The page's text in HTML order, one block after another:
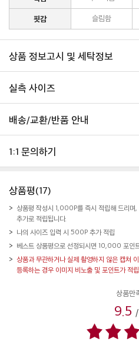
핏감 슬림함
상품 정보고시 및 세탁정보
실측 사이즈
배송/교환/반품 안내
1:1 문의하기
상품평(17)
상품평 작성시 1,000P를 즉시 적립해 드리
추가로 적립됩니다.
나의 사이즈 입력 시 500P 추가 적립
베스트 상품평으로 선정되시면 10,000 포인
상품과 무관하거나 실제 촬영하지 않은 캡쳐
등록하는 경우 이미지 비노출 및 포인트가 적
상품만
9.5 /